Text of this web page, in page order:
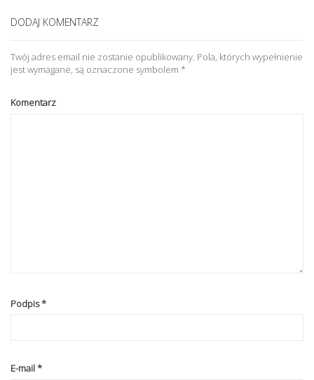
DODAJ KOMENTARZ
Twój adres email nie zostanie opublikowany. Pola, których wypełnienie
jest wymagane, są oznaczone symbolem *
Komentarz
Podpis*
E-mail*